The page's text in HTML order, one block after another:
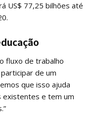
US$ 77,25 bilhões até
fluxo de trabalho
de um
que isso ajuda
existentes e tem um